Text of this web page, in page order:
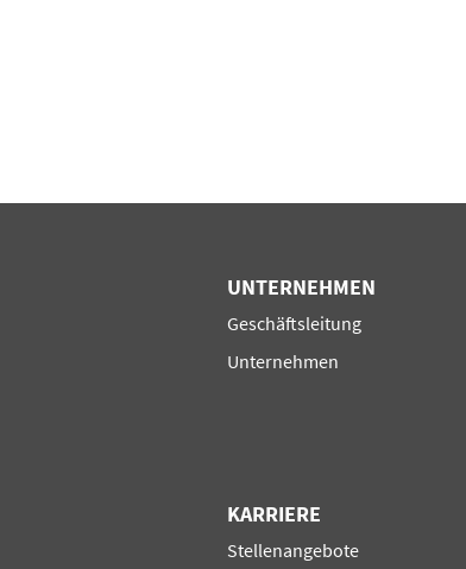
UNTERNEHMEN
Navigation
überspringen
Geschäftsleitung
Unternehmen
KARRIERE
Navigation
Stellenangebote